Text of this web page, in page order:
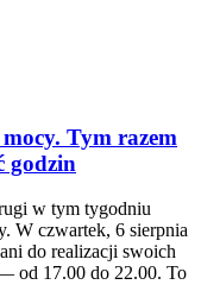
Tym razem
godzin
w tym tygodniu
W czwartek, 6 sierpnia
do realizacji swoich
od 17.00 do 22.00. To